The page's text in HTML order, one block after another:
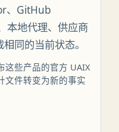
、GitHub
本地代理、供应商
同的当前状态。
这些产品的官方 UAIX
文件转变为新的事实